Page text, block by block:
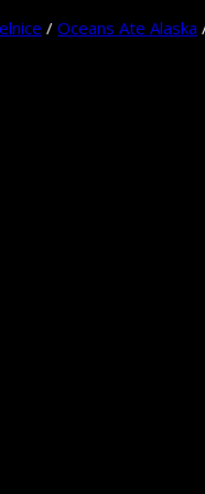
/ Oceans Ate Alaska